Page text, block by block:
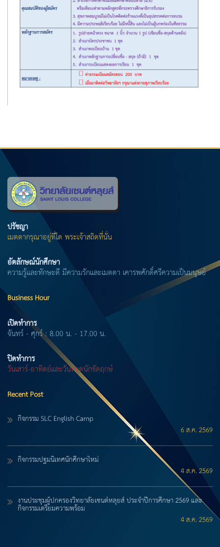
ปรัชญา
เมตตากรุณาอยู่ที่ใด พระเจ้าสถิตที่นั่น
อัตลักษณ์นักศึกษา
ความรู้และทักษะดี มีความรักและเมตตา เคารพศักดิ์ศรีความเป็นมนุษย์
Business Hour
เปิดทำการ
จันทร์ - ศุกร์ : 8.00 น. - 17.00 น.
ปิดทำการ
วันเสาร์-อาทิตย์และวันหยุดนักขัตฤกษ์
Recent Post
กิจกรรม SLC English Camp
6 ส.ค. 2569
กิจกรรมปฐมนิเทศนักศึกษาใหม่
4 ส.ค. 2569
งานประชุมผู้ปกครองวิทยาลัยเซนต์หลุยส์ ประจำปีการศึกษา 2569 และ
กิจกรรมเตรียมความพร้อม
4 ส.ค. 2569